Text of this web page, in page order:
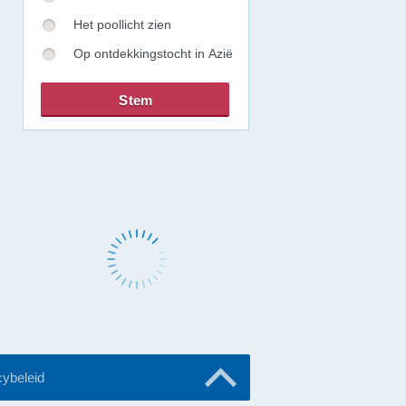
Het poollicht zien
Op ontdekkingstocht in Azië